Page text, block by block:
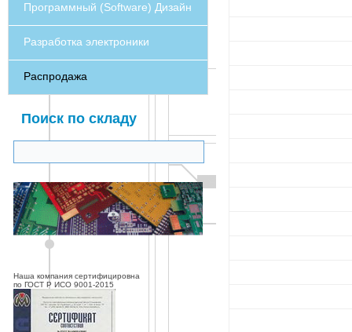
Программный (Software) Дизайн
Разработка электроники
Распродажа
Поиск по складу
Наша компания сертифицировна
по ГОСТ Р ИСО 9001-2015